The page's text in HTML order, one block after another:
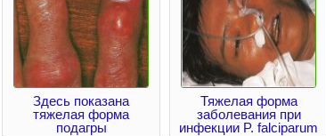
Здесь показана
тяжелая форма
подагры
Тяжелая форма
заболевания при
инфекции P. falciparum